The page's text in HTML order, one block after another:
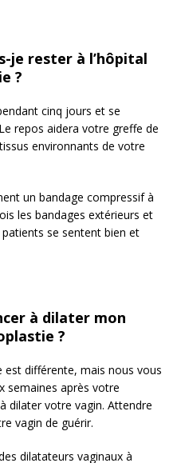
je rester à l’hôpital
?
cinq jours et se
repos aidera votre greffe de
environnants de votre
un bandage compressif à
les bandages extérieurs et
se sentent bien et
à dilater mon
?
différente, mais nous vous
semaines après votre
dilater votre vagin. Attendre
vagin de guérir.
dilatateurs vaginaux à